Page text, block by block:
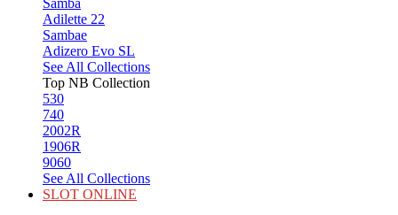
Samba
Adilette 22
Sambae
Adizero Evo SL
See All Collections
Top NB Collection
530
740
2002R
1906R
9060
See All Collections
SLOT ONLINE